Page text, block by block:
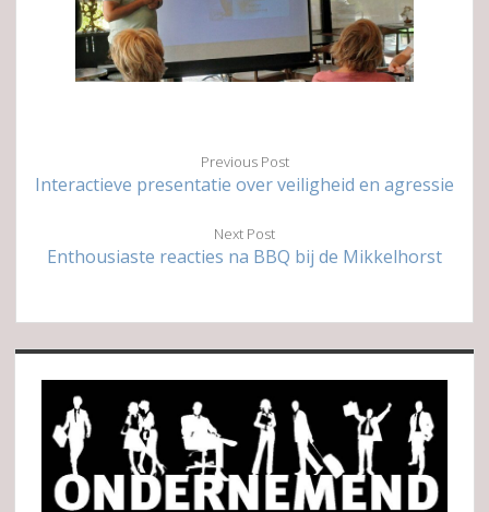
Previous Post
Interactieve presentatie over veiligheid en agressie
Next Post
Enthousiaste reacties na BBQ bij de Mikkelhorst
Sidebar